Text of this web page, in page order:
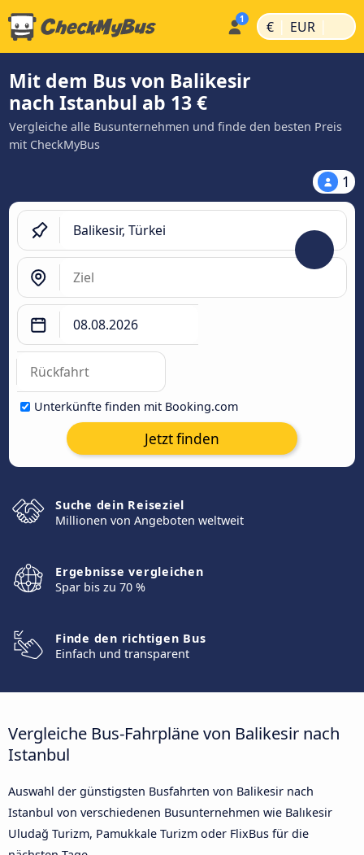
€ | EUR |
Mit dem Bus von Balikesir
nach Istanbul ab 13 €
Vergleiche alle Busunternehmen und finde den besten Preis
mit CheckMyBus
1
Unterkünfte finden mit Booking.com
Jetzt finden
Suche dein Reiseziel
Millionen von Angeboten weltweit
Ergebnisse vergleichen
Spar bis zu 70 %
Finde den richtigen Bus
Einfach und transparent
Vergleiche Bus-Fahrpläne von Balikesir nach
Istanbul
Auswahl der günstigsten Busfahrten von Balikesir nach
Istanbul von verschiedenen Busunternehmen wie Balıkesir
Uludağ Turizm, Pamukkale Turizm oder FlixBus für die